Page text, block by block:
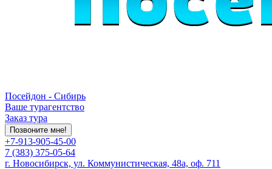
Посейдон - Сибирь
Ваше турагентство
Заказ тура
Позвоните мне!
+7-913-905-45-00
7 (383) 375-05-64
г. Новосибирск, ул. Коммунистическая, 48а, оф. 711